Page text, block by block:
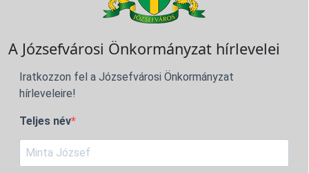
A Józsefvárosi Önkormányzat hírlevelei
Iratkozzon fel a Józsefvárosi Önkormányzat
hírleveleire!
Teljes név